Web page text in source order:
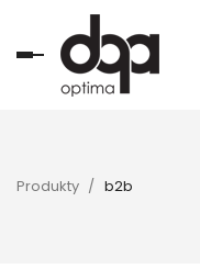
Toggle
navigation
Produkty b2b